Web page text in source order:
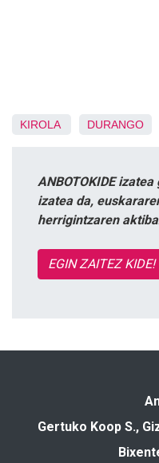
KIROLA DURANGO
ANBOTOKIDE
izatea da,
herrigintzaren
EGIN ZAITEZ KIDE!
Gertuko Koop S.,